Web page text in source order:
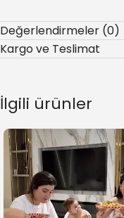
Değerlendirmeler (0)
Kargo ve Teslimat
İlgili ürünler